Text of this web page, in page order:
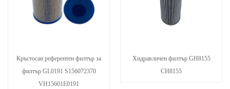
Кръстосан референтен филтър за
филтър GL0191 S156072370
VH15601E0191
Хидравличен филтър GH8155
CH8155